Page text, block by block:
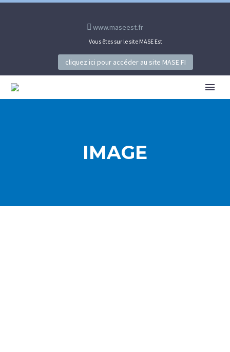
www.maseest.fr
Vous êtes sur le site MASE Est
cliquez ici pour accéder au site MASE FI
IMAGE